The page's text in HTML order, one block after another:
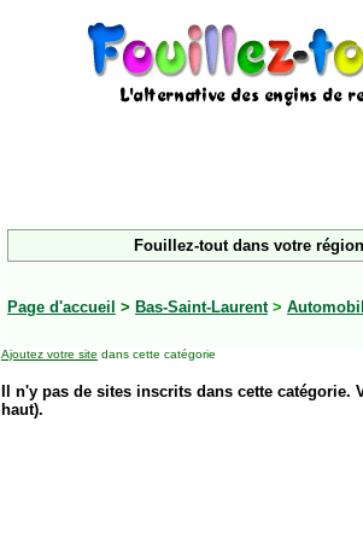
Fouillez-tout dans votre
Page d'accueil > Bas-Saint-Laurent >
Ajoutez votre site dans cette catégorie
Il n'y pas de sites inscrits dans cette
haut).